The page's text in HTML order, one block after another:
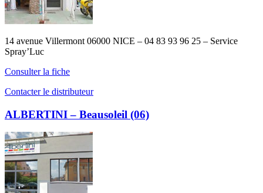
14 avenue Villermont 06000 NICE – 04 83 93 96 25 – Service
Spray’Luc
Consulter la fiche
Contacter le distributeur
ALBERTINI – Beausoleil (06)